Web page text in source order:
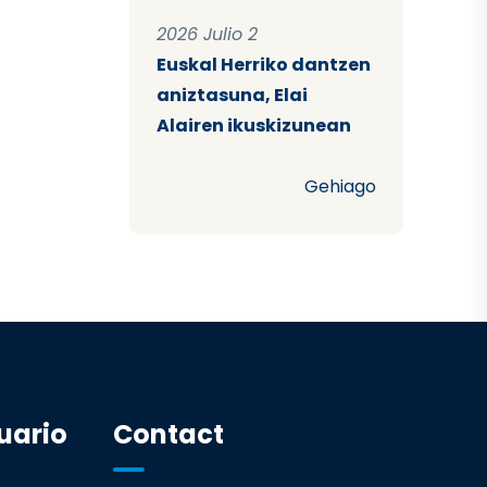
2026 Julio 2
Euskal Herriko dantzen
aniztasuna, Elai
Alairen ikuskizunean
Gehiago
Contact